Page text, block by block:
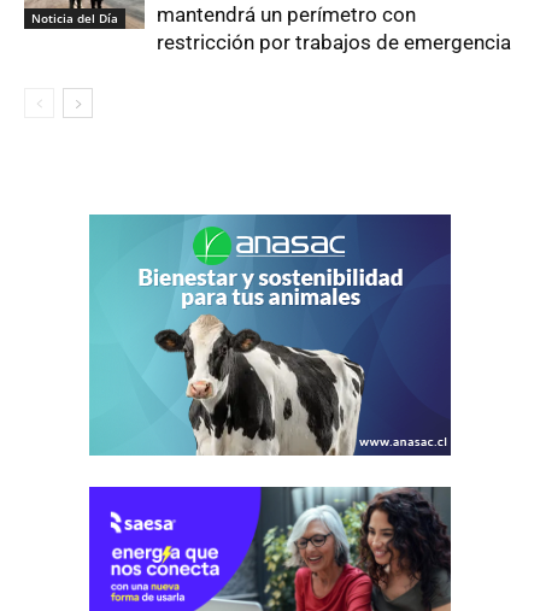
Noticia del Día
mantendrá un perímetro con
restricción por trabajos de emergencia